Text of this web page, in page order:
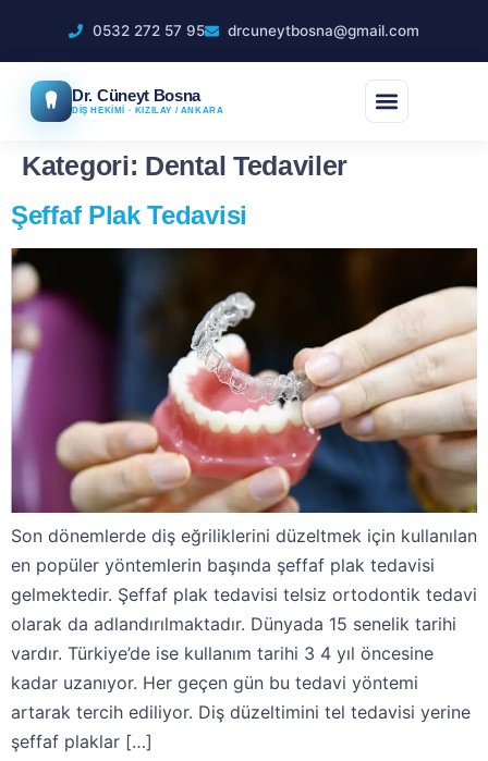
0532 272 57 95 drcuneytbosna@gmail.com
Dr. Cüneyt Bosna
DİŞ HEKİMİ · KIZILAY / ANKARA
Kategori: Dental Tedaviler
Şeffaf Plak Tedavisi
Son dönemlerde diş eğriliklerini düzeltmek için kullanılan
en popüler yöntemlerin başında şeffaf plak tedavisi
gelmektedir. Şeffaf plak tedavisi telsiz ortodontik tedavi
olarak da adlandırılmaktadır. Dünyada 15 senelik tarihi
vardır. Türkiye’de ise kullanım tarihi 3 4 yıl öncesine
kadar uzanıyor. Her geçen gün bu tedavi yöntemi
artarak tercih ediliyor. Diş düzeltimini tel tedavisi yerine
şeffaf plaklar […]